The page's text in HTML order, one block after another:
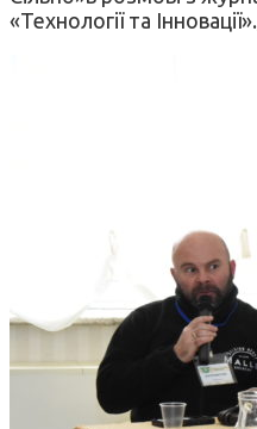
«Технології та Інновації».